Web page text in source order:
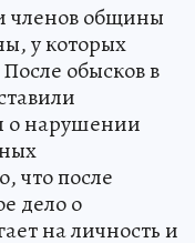
членов общины
у которых
обысков в
о нарушении
что после
дело о
на личность и